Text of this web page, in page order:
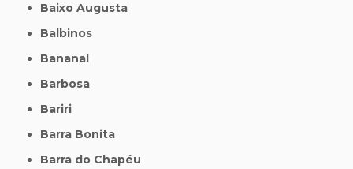
Baixo Augusta
Balbinos
Bananal
Barbosa
Bariri
Barra Bonita
Barra do Chapéu